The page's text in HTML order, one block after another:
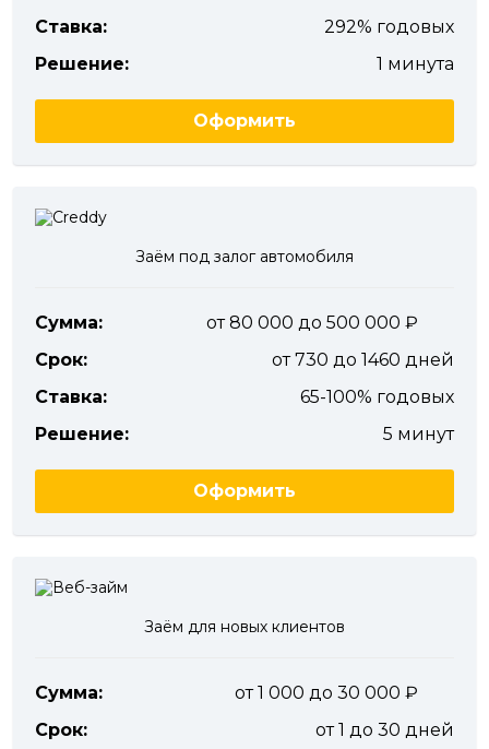
Ставка:
292% годовых
Решение:
1 минута
Оформить
Заём под залог автомобиля
Сумма:
от 80 000 до 500 000
Срок:
от 730 до 1460 дней
Ставка:
65-100% годовых
Решение:
5 минут
Оформить
Заём для новых клиентов
Сумма:
от 1 000 до 30 000
Срок:
от 1 до 30 дней